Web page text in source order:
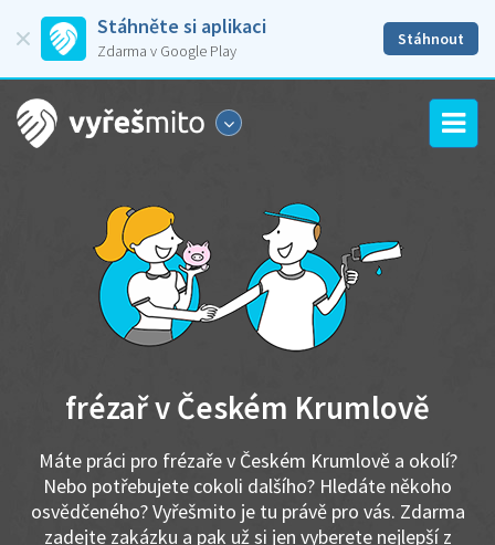
Stáhněte si aplikaci
Zdarma v Google Play
Stáhnout
frézař v Českém Krumlově
Máte práci pro frézaře v Českém Krumlově a okolí?
Nebo potřebujete cokoli dalšího? Hledáte někoho
osvědčeného? Vyřešmito je tu právě pro vás. Zdarma
zadejte zakázku a pak už si jen vyberete nejlepší z